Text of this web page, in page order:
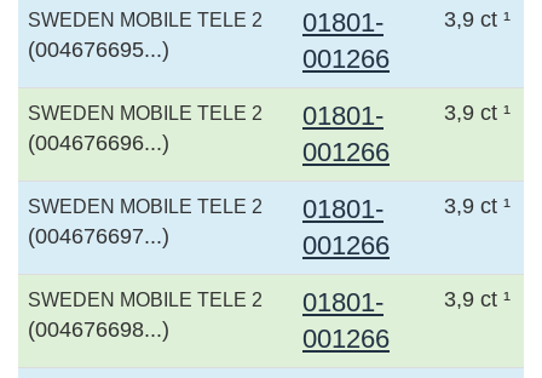
SWEDEN MOBILE TELE 2
(004676695...)
01801-
001266
3,9 ct ¹
SWEDEN MOBILE TELE 2
(004676696...)
01801-
001266
3,9 ct ¹
SWEDEN MOBILE TELE 2
(004676697...)
01801-
001266
3,9 ct ¹
SWEDEN MOBILE TELE 2
(004676698...)
01801-
001266
3,9 ct ¹